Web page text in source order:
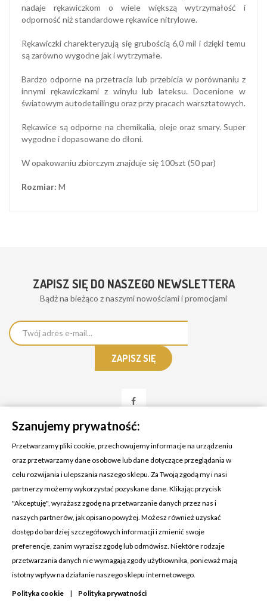
nadaje rękawiczkom o wiele większą wytrzymałość i
odporność niż standardowe rękawice nitrylowe.
Rękawiczki charekteryzują się grubością 6,0 mil i dzięki temu
są zarówno wygodne jak i wytrzymałe.
Bardzo odporne na przetracia lub przebicia w porównaniu z
innymi rękawiczkami z winylu lub lateksu. Docenione w
światowym autodetailingu oraz przy pracach warsztatowych.
Rękawice są odporne na chemikalia, oleje oraz smary. Super
wygodne i dopasowane do dłoni.
W opakowaniu zbiorczym znajduje się 100szt (50 par)
Rozmiar: M
ZAPISZ SIĘ DO NASZEGO NEWSLETTERA
Bądż na bieżąco z naszymi nowościami i promocjami
KONTAKT Z NAMI
Adres:
Cosmetic4car
Budzisz 73A
39-200 Dębica
Dominik:
Klaudia: +48 730634730
Szanujemy prywatność:
Przetwarzamy pliki cookie, przechowujemy informacje na urządzeniu
oraz przetwarzamy dane osobowe lub dane dotyczące przeglądania w
celu rozwijania i ulepszania naszego sklepu. Za Twoją zgodą my i nasi
partnerzy możemy wykorzystać pozyskane dane. Klikając przycisk
"Akceptuję", wyrażasz zgodę na przetwarzanie danych przez nas i
naszych partnerów, jak opisano powyżej. Możesz również uzyskać
dostęp do bardziej szczegółowych informacji i zmienić swoje
preferencje, zanim wyrazisz zgodę lub odmówisz. Niektóre rodzaje
przetwarzania danych nie wymagają zgody użytkownika, ponieważ mają
istotny wpływ na działanie naszego sklepu internetowego.
Polityka cookie | Polityka prywatności